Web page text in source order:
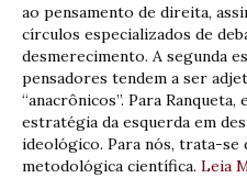
ao pensamento de direita,
círculos especializados de
desmerecimento. A segunda
pensadores tendem a ser
“anacrônicos”. Para
estratégia da esquerda em
ideológico. Para nós, trata-se
metodológica científica. Leia